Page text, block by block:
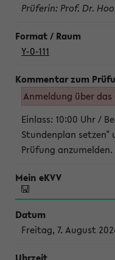
Prüferin: Prof. Dr.
Y-0-111
Anmeldung über das
Einlass: 10:00 Uhr /
Stundenplan setzen"
Prüfung anzumelden.
Freitag, 7. August